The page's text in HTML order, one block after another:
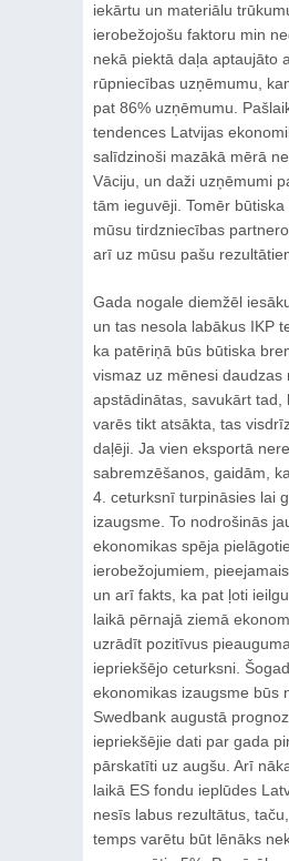
iekārtu un materiālu
ierobežojošu faktoru min
nekā piektā daļa aptaujāto
rūpniecības uzņēmumu,
pat 86% uzņēmumu.
tendences Latvijas
salīdzinoši mazākā mērā
Vāciju, un daži uzņēmumi
tām ieguvēji. Tomēr
mūsu tirdzniecības
arī uz mūsu pašu
Gada nogale diemžēl
un tas nesola labākus IKP
ka patēriņā būs būtiska
vismaz uz mēnesi daudzas
apstādinātas, savukārt tad,
varēs tikt atsākta, tas
daļēji. Ja vien eksportā
sabremzēšanos, gaidām,
4. ceturksnī turpināsies lai
izaugsme. To nodrošinās
ekonomikas spēja
ierobežojumiem,
un arī fakts, ka pat ļoti
laikā pērnajā ziemā
uzrādīt pozitīvus
iepriekšējo ceturksni.
ekonomikas izaugsme būs
Swedbank augustā
iepriekšējie dati par gada
pārskatīti uz augšu. Arī
laikā ES fondu ieplūdes
nesīs labus rezultātus,
temps varētu būt lēnāks